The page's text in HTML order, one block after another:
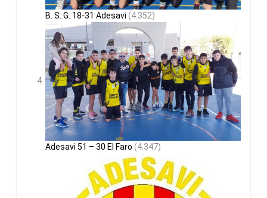
B. S. G. 18-31 Adesavi (4.352)
Adesavi 51 – 30 El Faro (4.347)